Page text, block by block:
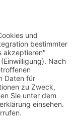
des